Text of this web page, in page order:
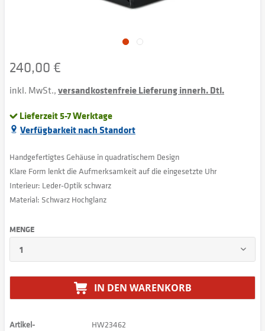
240,00 €
inkl. MwSt.,versandkostenfreie Lieferung innerh. Dtl.
Lieferzeit 5-7 Werktage
Verfügbarkeit nach Standort
Handgefertigtes Gehäuse in quadratischem Design
Klare Form lenkt die Aufmerksamkeit auf die eingesetzte Uhr
Interieur: Leder-Optik schwarz
Material: Schwarz Hochglanz
MENGE
IN DEN WARENKORB
Artikel-
HW23462